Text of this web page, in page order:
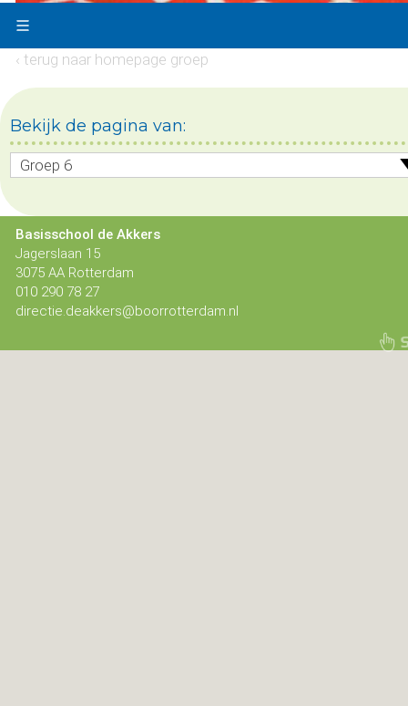
‹ terug naar homepage groep
Bekijk de pagina van:
Groep 6
Basisschool de Akkers
Jagerslaan 15
3075 AA Rotterdam
010 290 78 27
directie.deakkers@boorrotterdam.nl